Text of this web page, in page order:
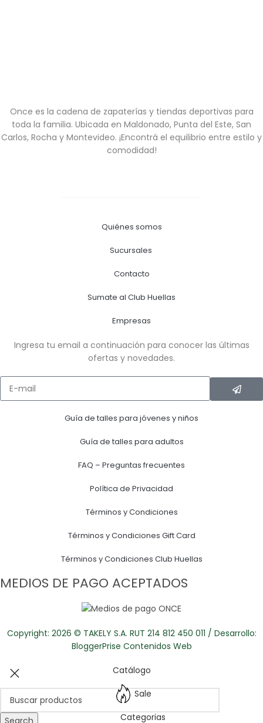
Once es la cadena de zapaterías y tiendas deportivas para
toda la familia. Ubicada en Maldonado, Punta del Este, San
Carlos, Rocha y Montevideo. ¡Encontrá el equilibrio entre estilo y
comodidad!
Quiénes somos
Sucursales
Contacto
Sumate al Club Huellas
Empresas
Ingresa tu email a continuación para conocer las últimas
ofertas y novedades.
Guía de talles para jóvenes y niños
Guía de talles para adultos
FAQ – Preguntas frecuentes
Política de Privacidad
Términos y Condiciones
Términos y Condiciones Gift Card
Términos y Condiciones Club Huellas
MEDIOS DE PAGO ACEPTADOS
Copyright: 2026 © TAKELY S.A. RUT 214 812 450 011 / Desarrollo:
BloggerPrise Contenidos Web
Catálogo
Sale
Categorias